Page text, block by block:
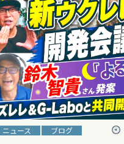
ニュース ブログ